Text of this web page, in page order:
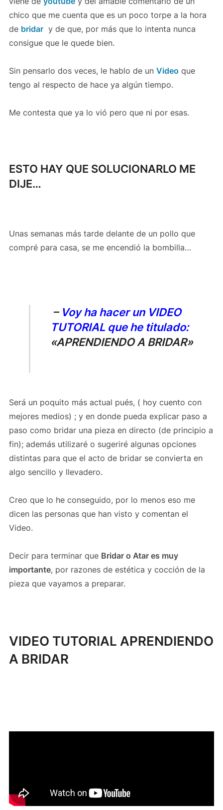
chico que me cuenta que es un poco torpe a la hora
de bridary de que, por más que lo intenta nunca
consigue que le quede bien.
Sin pensarlo dos veces, le hablo de un Video que
tengo al respecto de hace ya algún tiempo.
Me contesta que ya lo vió pero que ni por esas.
ESTO HAY QUE SOLUCIONARLO ME
DIJE…
Unas semanas más tarde delante de un pollo que
compré para casa, se me encendió la bombilla…
– Voy ha hacer un VIDEO
TUTORIAL que he titulado:
«APRENDIENDO A BRIDAR»
Será un poquito más actual pués, ( hoy cuento con
mejores medios) ; y en donde pueda explicar paso a
paso como bridar una pieza en directo (de principio a
fin); además utilizaré o sugeriré algunas opciones
distintas para que el acto de bridar se convierta en
algo sencillo y llevadero.
Creo que lo he conseguido, por lo menos eso me
dicen las personas que han visto y comentan el
Video.
Decir para terminar que Bridar o Atar es muy
importante, por razones de estética y cocción de la
pieza que vayamos a preparar.
VIDEO TUTORIAL APRENDIENDO
A BRIDAR